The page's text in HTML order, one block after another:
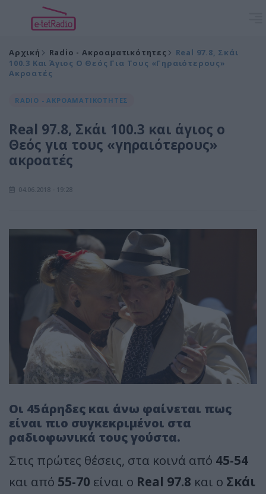
Αρχική Radio - Ακροαματικότητες
Real 97.8, Σκάι
100.3 Και Άγιος Ο Θεός Για Τους «γηραιότερους»
Ακροατές
RADIO - ΑΚΡΟΑΜΑΤΙΚΟΤΗΤΕΣ
Real 97.8, Σκάι 100.3 και άγιος ο
Θεός για τους «γηραιότερους»
ακροατές
04.06.2018 - 19:28
Οι 45άρηδες και άνω φαίνεται πως
είναι πιο συγκεκριμένοι στα
ραδιοφωνικά τους γούστα.
Στις πρώτες θέσεις, στα κοινά από 45-54
και από 55-70 είναι ο Real 97.8 και ο Σκάι